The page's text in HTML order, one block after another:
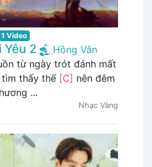
1 Video
Yêu 2
Hồng Vân
từ ngày trót đánh mất
thấy thế [C] nên đêm
...
Nhạc Vàng